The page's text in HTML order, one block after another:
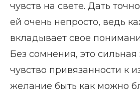
чувств на свете. Дать
ей очень непросто, ведь
вкладывает свое
Без сомнения, это
чувство привязанности к
желание быть как можно